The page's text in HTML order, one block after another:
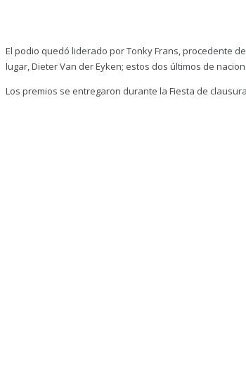
El podio quedó liderado por Tonky Frans, procedente
lugar, Dieter Van der Eyken; estos dos últimos de
Los premios se entregaron durante la Fiesta de